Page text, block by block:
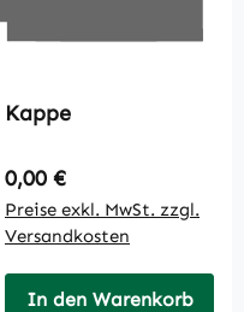
Kappe
Regulärer Preis:
0,00 €
Preise exkl. MwSt. zzgl.
Versandkosten
In den Warenkorb